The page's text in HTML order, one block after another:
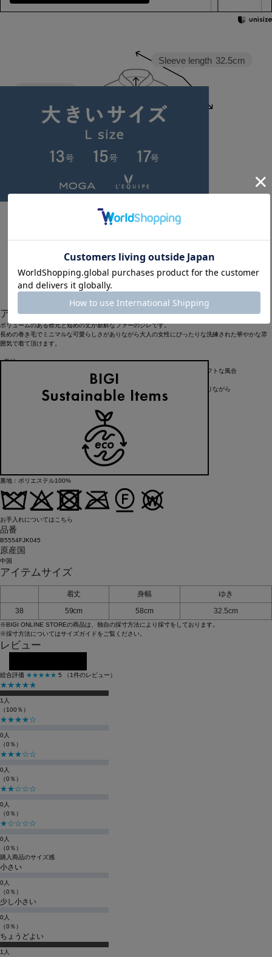
Sleeve length 32.5cm
アイテム説明
ボリュームのある襟元と短めの丈が新鮮なファーのジレです。
長めの巻き毛でミニマルな可愛らしさがありながら大人の女性にぴったりな洗練された華やかな雰
囲気で着て頂けます。
<素材>
生地の表と裏両方からニードルパンチをかけたファー素材です。腰を砕きソフトな風合
いに仕上げる事で、肌触りの良さを高めています。
また、毛足にクリンプをかける事で表情感も豊かになっており、高級感がありながら
も抜け感を兼ね備えた素材です。
裏地：ポリエステル100%
お手入れについてはこちら
品番
B5554FJK045
原産国
中国
アイテムサイズ
着丈 身幅
ゆき
38
59cm 58cm 32.5cm
※BIGI ONLINE STOREの商品は、独自の採寸方法により採寸をしております。
※採寸方法についてはサイズガイドをご覧ください。
レビュー
総合評価 ★★★★★ 5 （1件のレビュー）
★★★★★
1人
（100％）
★★★★☆
0人
（0％）
★★★☆☆
0人
（0％）
★★☆☆☆
0人
（0％）
★☆☆☆☆
0人
（0％）
購入商品のサイズ感
小さい
0人
（0％）
少し小さい
0人
（0％）
ちょうどよい
1人